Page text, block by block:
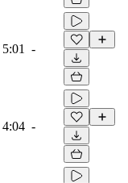
5:01 -
4:04 -